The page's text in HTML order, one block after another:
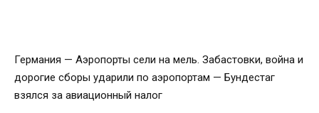
Германия — Аэропорты сели на мель. Забастовки, война и
дорогие сборы ударили по аэропортам — Бундестаг
взялся за авиационный налог